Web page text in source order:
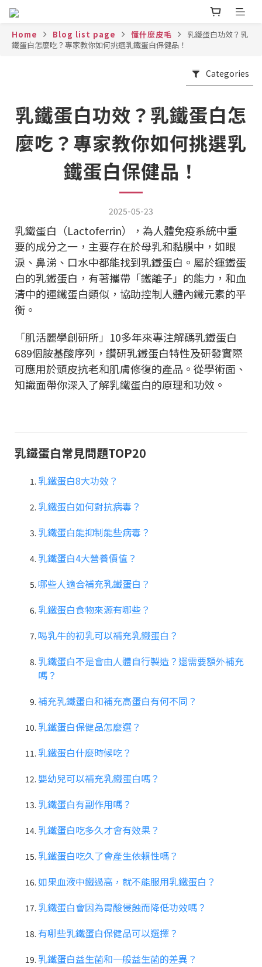
Home Blog list page 懂什麼皮毛
乳鐵蛋白功效？乳
鐵蛋白怎麼吃？專家教你如何挑選乳鐵蛋白保健品！
Categories
乳鐵蛋白功效？乳鐵蛋白怎
麼吃？專家教你如何挑選乳
鐵蛋白保健品！
2025-05-23
乳鐵蛋白（Lactoferrin），為人體免疫系統中重
要的成分之一，主要存在於母乳和黏膜中，如眼
淚、鼻涕、口水中都能找到乳鐵蛋白。屬於運鐵蛋
白的乳鐵蛋白，有著攜帶「鐵離子」的能力，和血
清中的運鐵蛋白類似，協助控制人體內鐵元素的平
衡。
「肌活麗學創研所」10多年來專注解碼乳鐵蛋白
689個胺基酸序列，鑽研乳鐵蛋白特性及研發實際
可應用於頭皮抗老和肌膚修復的產品。從學術面、
知識面帶你深入了解乳鐵蛋白的原理和功效。
乳鐵蛋白常見問題TOP20
乳鐵蛋白8大功效？
乳鐵蛋白如何對抗病毒？
乳鐵蛋白能抑制能些病毒？
乳鐵蛋白4大營養價值？
哪些人適合補充乳鐵蛋白？
乳鐵蛋白食物來源有哪些？
喝乳牛的初乳可以補充乳鐵蛋白？
乳鐵蛋白不是會由人體自行製造？還需要額外補充
嗎？
補充乳鐵蛋白和補充高蛋白有何不同？
乳鐵蛋白保健品怎麼選？
乳鐵蛋白什麼時候吃？
嬰幼兒可以補充乳鐵蛋白嗎？
乳鐵蛋白有副作用嗎？
乳鐵蛋白吃多久才會有效果？
乳鐵蛋白吃久了會產生依賴性嗎？
如果血液中鐵過高，就不能服用乳鐵蛋白？
乳鐵蛋白會因為胃酸侵蝕而降低功效嗎？
有哪些乳鐵蛋白保健品可以選擇？
乳鐵蛋白益生菌和一般益生菌的差異？